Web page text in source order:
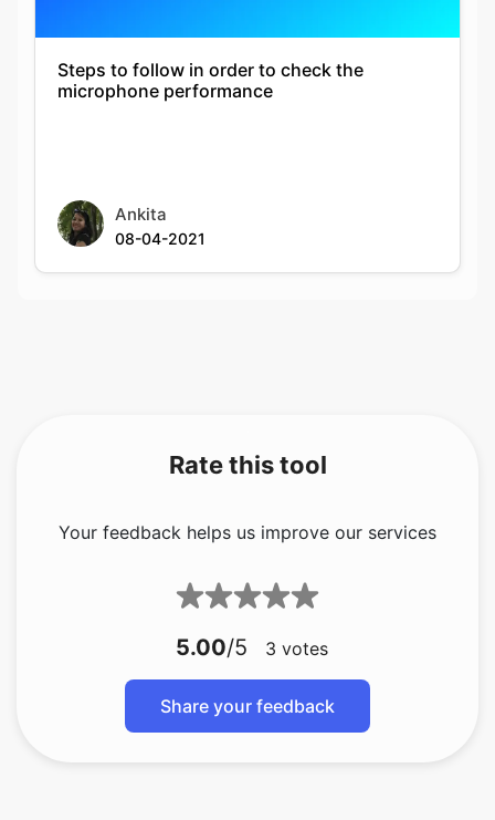
Steps to follow in order to check the
microphone performance
Ankita
08-04-2021
Rate this tool
Your feedback helps us improve our services
5.00/5 3 votes
Share your feedback